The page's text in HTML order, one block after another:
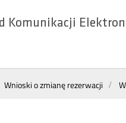
Komunikacji
Wnioski o zmianę rezerwacji